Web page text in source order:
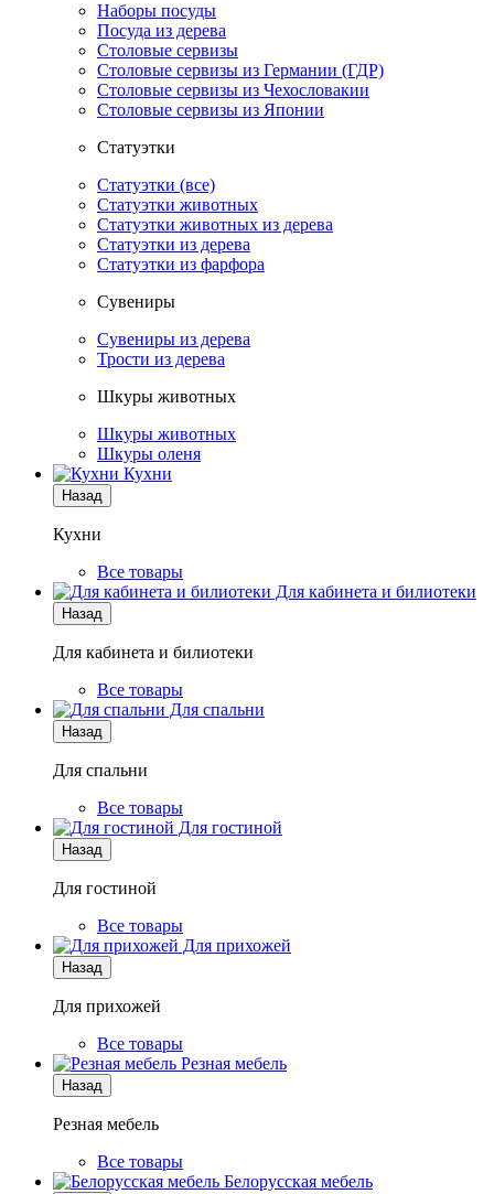
Наборы посуды
Посуда из дерева
Столовые сервизы
Столовые сервизы из Германии (ГДР)
Столовые сервизы из Чехословакии
Столовые сервизы из Японии
Статуэтки
Статуэтки (все)
Статуэтки животных
Статуэтки животных из дерева
Статуэтки из дерева
Статуэтки из фарфора
Сувениры
Сувениры из дерева
Трости из дерева
Шкуры животных
Шкуры животных
Шкуры оленя
Кухни
Назад
Кухни
Все товары
Для кабинета и билиотеки
Назад
Для кабинета и билиотеки
Все товары
Для спальни
Назад
Для спальни
Все товары
Для гостиной
Назад
Для гостиной
Все товары
Для прихожей
Назад
Для прихожей
Все товары
Резная мебель
Назад
Резная мебель
Все товары
Белорусская мебель